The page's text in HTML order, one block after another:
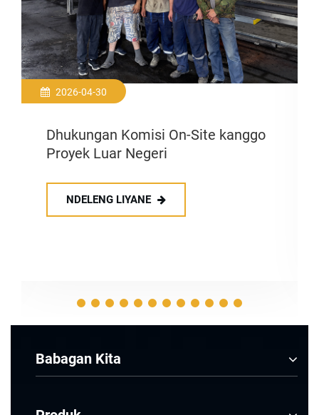
2026-04-30
Dhukungan Komisi On-Site kanggo
Proyek Luar Negeri
NDELENG LIYANE
Babagan Kita